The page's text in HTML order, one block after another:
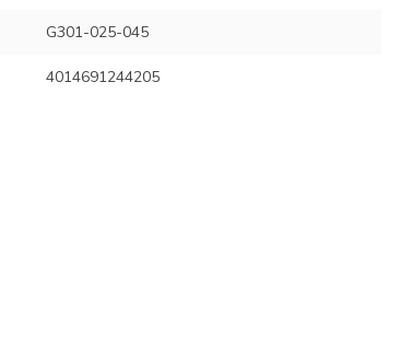
G301-025-045
4014691244205